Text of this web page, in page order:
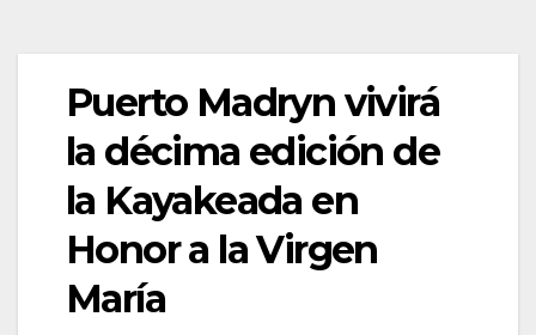
Puerto Madryn vivirá
la décima edición de
la Kayakeada en
Honor a la Virgen
María